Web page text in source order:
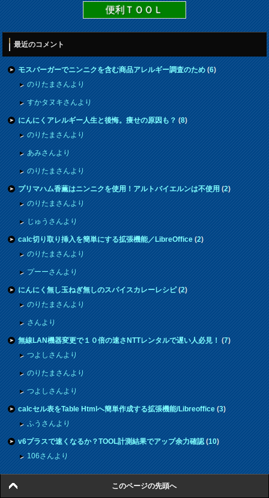
便利ＴＯＯＬ
最近のコメント
モスバーガーでニンニクを含む商品アレルギー調査のため(6)
のりたまさんより
すかタヌキさんより
にんにくアレルギー人生と後悔。痩せの原因も？(8)
のりたまさんより
あみさんより
のりたまさんより
プリマハム香薫はニンニクを使用！アルトバイエルンは不使用(2)
のりたまさんより
じゅうさんより
calc切り取り挿入を簡単にする拡張機能／LibreOffice(2)
のりたまさんより
プーーさんより
にんにく無し玉ねぎ無しのスパイスカレーレシピ(2)
のりたまさんより
さんより
無線LAN機器変更で１０倍の速さNTTレンタルで遅い人必見！(7)
つよしさんより
のりたまさんより
つよしさんより
calcセル表をTable Htmlへ簡単作成する拡張機能/Libreoffice(3)
ふうさんより
v6プラスで速くなるか？TOOL計測結果でアップ余力確認(10)
106さんより
このページの先頭へ